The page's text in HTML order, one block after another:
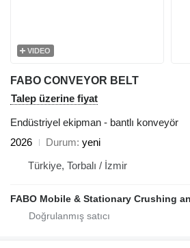
VIDEO
FABO CONVEYOR BELT
Talep üzerine fiyat
Endüstriyel ekipman - bantlı konveyör
2026
Durum yeni
Türkiye, Torbalı / İzmir